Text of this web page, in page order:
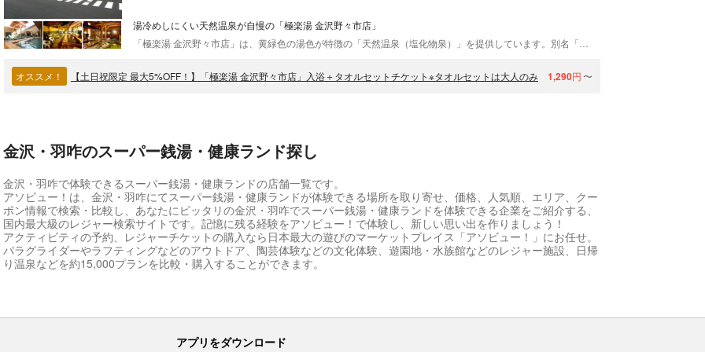
湯冷めしにくい天然温泉が自慢の「極楽湯 金沢野々市店」
オススメ！ 【土日祝限定 最大5%OFF！】「極楽湯 金沢野々市店」入浴＋タオルセットチケット※タオルセットは大人のみ 1,290円 〜
金沢・羽咋のスーパー銭湯・健康ランド探し
金沢・羽咋で体験できるスーパー銭湯・健康ランドの店舗一覧です。
アソビュー！は、金沢・羽咋にてスーパー銭湯・健康ランドが体験できる場所を取り寄せ、価格、人気順、エリア、クー
ポン情報で検索・比較し、あなたにピッタリの金沢・羽咋でスーパー銭湯・健康ランドを体験できる企業をご紹介する、
国内最大級のレジャー検索サイトです。記憶に残る経験をアソビュー！で体験し、新しい思い出を作りましょう！
アクティビティの予約、レジャーチケットの購入なら日本最大の遊びのマーケットプレイス「アソビュー！」にお任せ。
パラグライダーやラフティングなどのアウトドア、陶芸体験などの文化体験、遊園地・水族館などのレジャー施設、日帰
り温泉などを約15,000プランを比較・購入することができます。
アプリをダウンロード